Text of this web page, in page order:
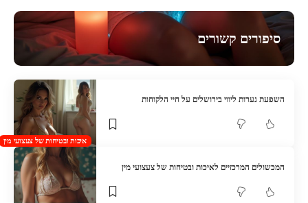
סיפורים קשורים
איכות ובטיחות של צעצועי מין
השפעת נערות ליווי בירושלים על חיי הלקוחות
המכשולים המרכזיים לאיכות ובטיחות של צעצועי מין